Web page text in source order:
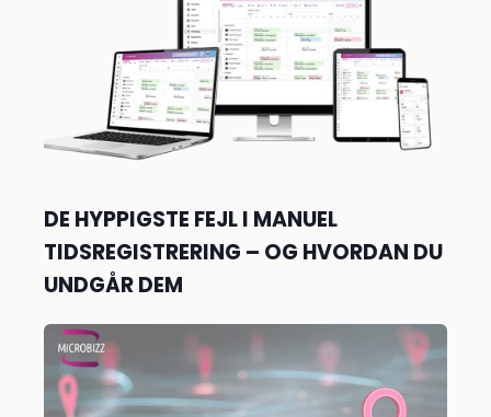
DE HYPPIGSTE FEJL I MANUEL
TIDSREGISTRERING – OG HVORDAN DU
UNDGÅR DEM